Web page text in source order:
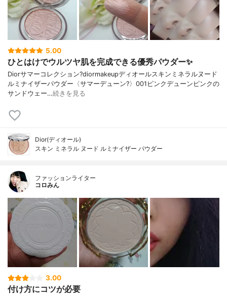
5.00
ひとはけでウルツヤ肌を完成できる優秀パウダー✨
Diorサマーコレクション?diormakeupディオールスキンミネラルヌード
ルミナイザーパウダー〈サマーデューン?️〉001ピンクデューンピンクの
サンドウェー…続きを見る
Dior(ディオール)
スキン ミネラル ヌード ルミナイザー パウダー
ファッションライター
コロみん
3.00
付け方にコツが必要